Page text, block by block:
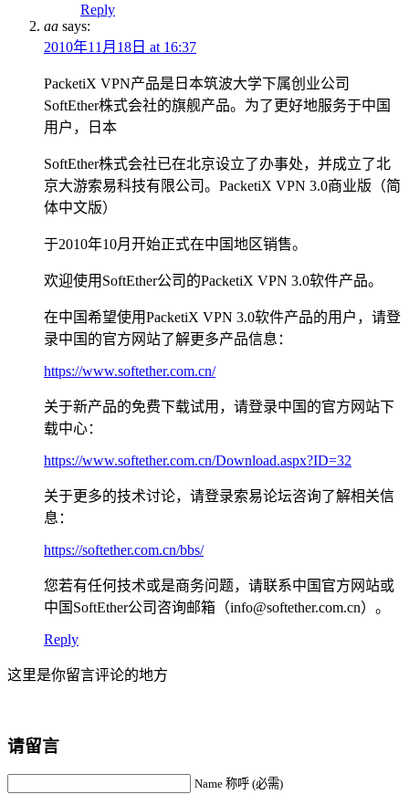
Reply
aa says:
2010年11月18日 at 16:37
PacketiX VPN产品是日本筑波大学下属创业公司
SoftEther株式会社的旗舰产品。为了更好地服务于中国
用户，日本
SoftEther株式会社已在北京设立了办事处，并成立了北
京大游索易科技有限公司。PacketiX VPN 3.0商业版（简
体中文版）
于2010年10月开始正式在中国地区销售。
欢迎使用SoftEther公司的PacketiX VPN 3.0软件产品。
在中国希望使用PacketiX VPN 3.0软件产品的用户，请登
录中国的官方网站了解更多产品信息：
https://www.softether.com.cn/
关于新产品的免费下载试用，请登录中国的官方网站下
载中心：
https://www.softether.com.cn/Download.aspx?ID=32
关于更多的技术讨论，请登录索易论坛咨询了解相关信
息：
https://softether.com.cn/bbs/
您若有任何技术或是商务问题，请联系中国官方网站或
中国SoftEther公司咨询邮箱（info@softether.com.cn）。
Reply
这里是你留言评论的地方
请留言
Name 称呼 (必需)